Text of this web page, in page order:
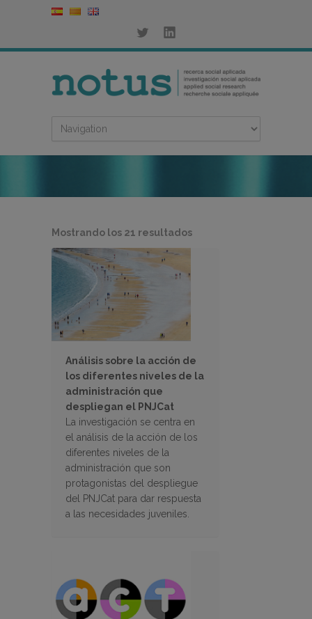
Mostrando los 21 resultadosOrdenado
Análisis sobre la acción de
los diferentes niveles de la
administración que
despliegan el PNJCat
La investigación se centra en
el análisis de la acción de los
diferentes niveles de la
administración que son
protagonistas del despliegue
del PNJCat para dar respuesta
a las necesidades juveniles.